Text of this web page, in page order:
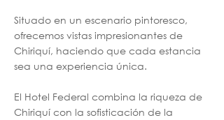
Situado en un escenario pintoresco,
ofrecemos vistas impresionantes de
Chiriquí, haciendo que cada estancia
sea una experiencia única.
El Hotel Federal combina la riqueza de
Chiriquí con la sofisticación de la